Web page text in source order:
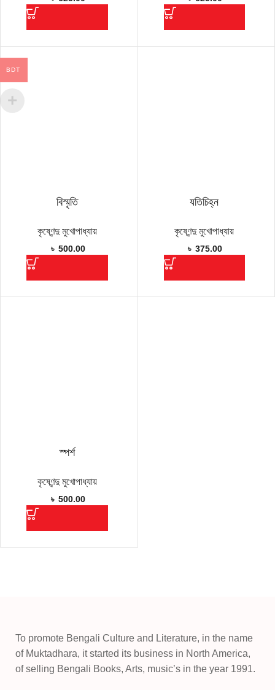
বিস্মৃতি
কৃষ্ণেন্দু মুখোপাধ্যায়
৳ 500.00
যতিচিহ্ন
কৃষ্ণেন্দু মুখোপাধ্যায়
৳ 375.00
স্পর্শ
কৃষ্ণেন্দু মুখোপাধ্যায়
৳ 500.00
To promote Bengali Culture and Literature, in the name
of Muktadhara, it started its business in North America,
of selling Bengali Books, Arts, music’s in the year 1991.
BDT